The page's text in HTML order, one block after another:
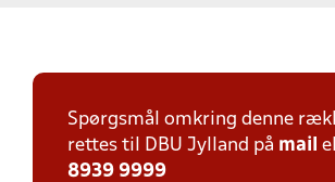
Spørgsmål omkring denne
rettes til DBU Jylland på mail
8939 9999